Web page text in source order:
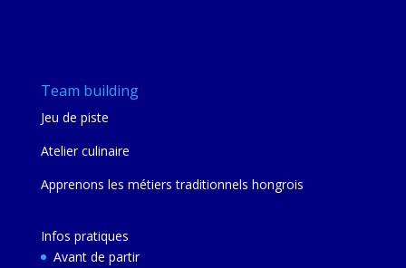
Team building
Jeu de piste
Atelier culinaire
Apprenons les métiers traditionnels hongrois
Infos pratiques
Avant de partir